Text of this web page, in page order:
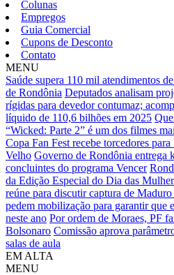
Colunas
Empregos
Guia Comercial
Cupons de Desconto
Contato
MENU
Saúde supera 110 mil atendimentos
de Rondônia Deputados analisam
rígidas para devedor contumaz;
líquido de 110,6 bilhões em 2025
“Wicked: Parte 2” é um dos filmes
Copa Fan Fest recebe torcedores
Velho Governo de Rondônia entrega
concluintes do programa Vencer
da Edição Especial do Dia das
reúne para discutir captura de Maduro
pedem mobilização para garantir que
neste ano Por ordem de Moraes, PF
Bolsonaro Comissão aprova
salas de aula
EM ALTA
MENU